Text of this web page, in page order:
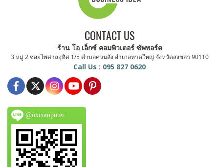
CONTACT US
ร้าน โอ เอ็กซ์ คอมพิวเตอร์ ซัพพอร์ต
3 หมู่ 2 ซอยไพศาลอุทิศ 1/5 ตำบลควนลัง อำเภอหาดใหญ่ จังหวัดสงขลา 90110
Call Us : 095 827 0620
@oxcomputer